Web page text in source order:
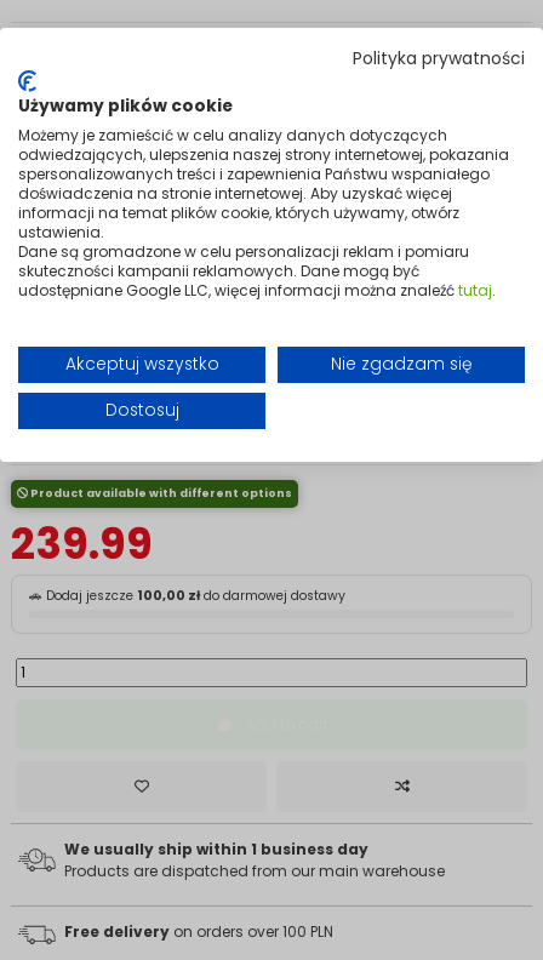
Polityka prywatności
Używamy plików cookie
Możemy je zamieścić w celu analizy danych dotyczących
odwiedzających, ulepszenia naszej strony internetowej, pokazania
spersonalizowanych treści i zapewnienia Państwu wspaniałego
doświadczenia na stronie internetowej. Aby uzyskać więcej
informacji na temat plików cookie, których używamy, otwórz
ustawienia.
Dane są gromadzone w celu personalizacji reklam i pomiaru
skuteczności kampanii reklamowych. Dane mogą być
udostępniane Google LLC, więcej informacji można znaleźćtutaj.
Akceptuj wszystko
Nie zgadzam się
Dostosuj
A warm, comfortable heated fleece from Mission Air, designed to
effectively warm the torso on cold days. USB-powered and
compatible with powerbanks, the E-POLAR delivers complete mobility
and freedom of use — at home or outdoors.
Built-in heating zones and adjustable temperature settings let you
tailor the warmth to conditions and activity levels. The E-POLAR works
equally well during outdoor work, walks, sport, or everyday wear in low
temperatures. The universal cut fits comfortably on both women and
men.
The E-POLAR combines the functionality of classic fleece with modern
practicality in one smart garment.
Powerbank w zestawie
Rozmiar
Product available with different options
239.99
🚗 Dodaj jeszcze 100,00 złdo darmowej dostawy
We usually ship within 1 business day
Products are dispatched from our main warehouse
Free delivery on orders over 100 PLN